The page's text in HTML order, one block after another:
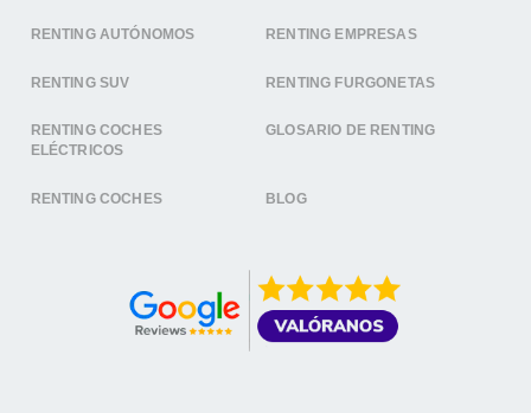
RENTING AUTÓNOMOS RENTING EMPRESAS
RENTING SUV RENTING FURGONETAS
RENTING COCHES
ELÉCTRICOS
GLOSARIO DE RENTING
RENTING COCHES BLOG